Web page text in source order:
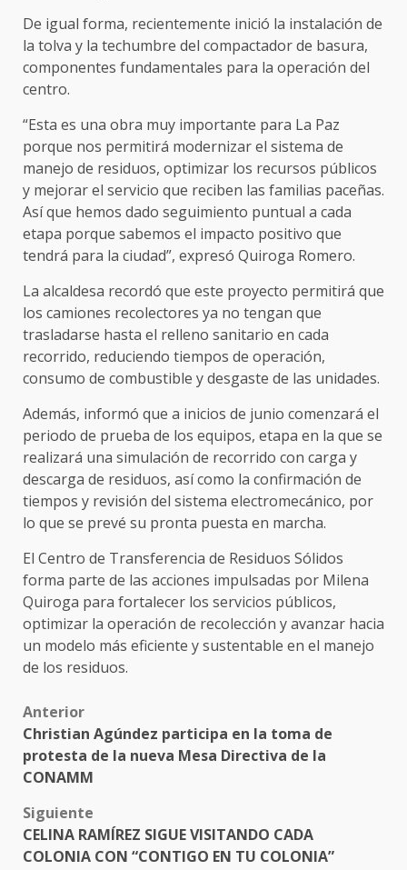
De igual forma, recientemente inició la instalación de
la tolva y la techumbre del compactador de basura,
componentes fundamentales para la operación del
centro.
“Esta es una obra muy importante para La Paz
porque nos permitirá modernizar el sistema de
manejo de residuos, optimizar los recursos públicos
y mejorar el servicio que reciben las familias paceñas.
Así que hemos dado seguimiento puntual a cada
etapa porque sabemos el impacto positivo que
tendrá para la ciudad”, expresó Quiroga Romero.
La alcaldesa recordó que este proyecto permitirá que
los camiones recolectores ya no tengan que
trasladarse hasta el relleno sanitario en cada
recorrido, reduciendo tiempos de operación,
consumo de combustible y desgaste de las unidades.
Además, informó que a inicios de junio comenzará el
periodo de prueba de los equipos, etapa en la que se
realizará una simulación de recorrido con carga y
descarga de residuos, así como la confirmación de
tiempos y revisión del sistema electromecánico, por
lo que se prevé su pronta puesta en marcha.
El Centro de Transferencia de Residuos Sólidos
forma parte de las acciones impulsadas por Milena
Quiroga para fortalecer los servicios públicos,
optimizar la operación de recolección y avanzar hacia
un modelo más eficiente y sustentable en el manejo
de los residuos.
Post
navigation
Anterior
Christian Agúndez participa en la toma de
protesta de la nueva Mesa Directiva de la
CONAMM
Siguiente
CELINA RAMÍREZ SIGUE VISITANDO CADA
COLONIA CON “CONTIGO EN TU COLONIA”